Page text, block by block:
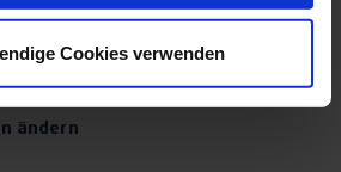
Cookies verwenden
ändern